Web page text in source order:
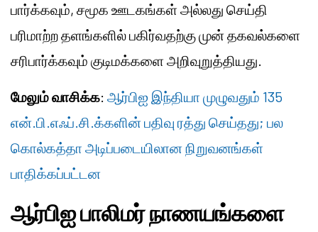
பார்க்கவும், சமூக ஊடகங்கள் அல்லது செய்தி
பரிமாற்ற தளங்களில் பகிர்வதற்கு முன் தகவல்களை
சரிபார்க்கவும் குடிமக்களை அறிவுறுத்தியது.
மேலும் வாசிக்க: ஆர்பிஐ இந்தியா முழுவதும் 135
என்.பி.எஃப்.சி.க்களின் பதிவு ரத்து செய்தது; பல
கொல்கத்தா அடிப்படையிலான நிறுவனங்கள்
பாதிக்கப்பட்டன
ஆர்பிஐ பாலிமர் நாணயங்களை